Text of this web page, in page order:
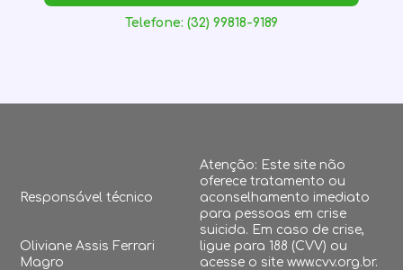
Telefone: (32) 99818-9189
Responsável técnico
Oliviane Assis Ferrari
Magro
Atenção: Este site não
oferece tratamento ou
aconselhamento imediato
para pessoas em crise
suicida. Em caso de crise,
ligue para 188 (CVV) ou
acesse o site www.cvv.org.br.